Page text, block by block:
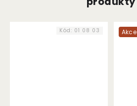
Kód: 01 08 03 Akce